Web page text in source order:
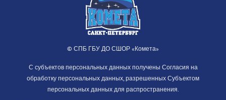
© СПБ ГБУ ДО СШОР «Комета»
С субъектов персональных данных получены Согласия на
обработку персональных данных, разрешенных Субъектом
персональных данных для распространения.